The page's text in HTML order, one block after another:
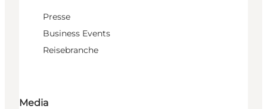
Presse
Business Events
Reisebranche
Media